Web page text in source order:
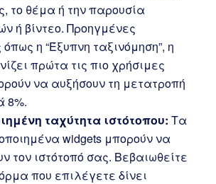
το θέμα ή την παρουσία
ή βίντεο. Προηγμένες
η “Έξυπνη ταξινόμηση”, η
πρώτα τις πιο χρήσιμες
να αυξήσουν τη μετατροπή
8%.
ταχύτητα ιστότοπου: Τα
widgets μπορούν να
τον ιστότοπό σας. Βεβαιωθείτε
που επιλέγετε δίνει